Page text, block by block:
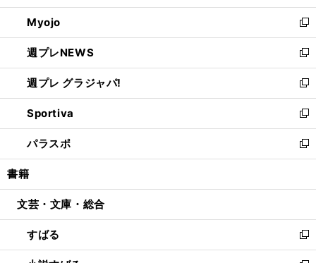
開
く
ウ
で
開
く
ン
ド
ウ
で
開
く
ウ
ィ
ン
ド
ウ
で
開
く
Myojo
新
し
い
ウ
ィ
ン
ド
ウ
で
開
週プレNEWS
新
し
い
ウ
ィ
ン
ド
ウ
開
週プレ グラジャパ!
新
し
い
ウ
ィ
ン
ウ
開
く
Sportiva
新
し
い
ウ
ン
ウ
で
開
パラスポ
新
し
ウ
ン
ド
ウ
書籍
文芸・文庫・総合
すばる
新
し